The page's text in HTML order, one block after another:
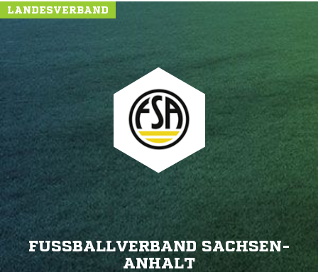
LANDESVERBAND
FUSSBALLVERBAND SACHSEN-A
NHALT